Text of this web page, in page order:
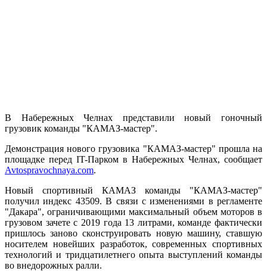
В Набережных Челнах представили новый гоночный
грузовик команды "КАМАЗ-мастер".
Демонстрация нового грузовика "КАМАЗ-мастер" прошла на
площадке перед IT-Парком в Набережных Челнах, сообщает
Avtospravochnaya.com.
Новый спортивный КАМАЗ команды "КАМАЗ-мастер"
получил индекс 43509. В связи с изменениями в регламенте
"Дакара", ограничивающими максимальный объем моторов в
грузовом зачете с 2019 года 13 литрами, команде фактически
пришлось заново сконструировать новую машину, ставшую
носителем новейших разработок, современных спортивных
технологий и тридцатилетнего опыта выступлений команды
во внедорожных ралли.